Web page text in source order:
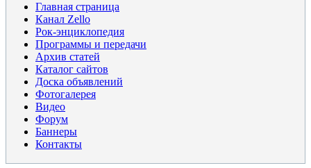
Главная страница
Канал Zello
Рок-энциклопедия
Программы и передачи
Архив статей
Каталог сайтов
Доска объявлений
Фотогалерея
Видео
Форум
Баннеры
Контакты